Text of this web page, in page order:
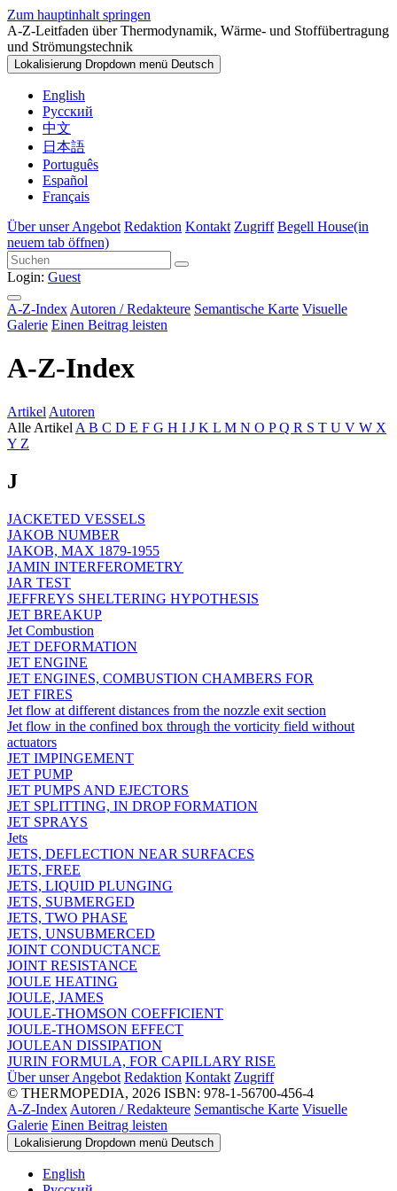
Zum hauptinhalt springen
A-Z-Leitfaden über Thermodynamik, Wärme- und Stoffübertragung
und Strömungstechnik
Lokalisierung Dropdown menü Deutsch
English
Русский
中文
日本語
Português
Español
Français
Über unser Angebot Redaktion Kontakt Zugriff Begell House(in
neuem tab öffnen)
Login: Guest
A-Z-Index Autoren / Redakteure Semantische Karte Visuelle
Galerie Einen Beitrag leisten
A-Z-Index
Artikel Autoren
Alle Artikel A B C D E F G H I J K L M N O PQ R S T U V W X
Y Z
J
JACKETED VESSELS
JAKOB NUMBER
JAKOB, MAX 1879-1955
JAMIN INTERFEROMETRY
JAR TEST
JEFFREYS SHELTERING HYPOTHESIS
JET BREAKUP
Jet Combustion
JET DEFORMATION
JET ENGINE
JET ENGINES, COMBUSTION CHAMBERS FOR
JET FIRES
Jet flow at different distances from the nozzle exit section
Jet flow in the confined box through the vorticity field without
actuators
JET IMPINGEMENT
JET PUMP
JET PUMPS AND EJECTORS
JET SPLITTING, IN DROP FORMATION
JET SPRAYS
Jets
JETS, DEFLECTION NEAR SURFACES
JETS, FREE
JETS, LIQUID PLUNGING
JETS, SUBMERGED
JETS, TWO PHASE
JETS, UNSUBMERCED
JOINT CONDUCTANCE
JOINT RESISTANCE
JOULE HEATING
JOULE, JAMES
JOULE-THOMSON COEFFICIENT
JOULE-THOMSON EFFECT
JOULEAN DISSIPATION
JURIN FORMULA, FOR CAPILLARY RISE
Über unser Angebot Redaktion Kontakt Zugriff
© THERMOPEDIA, 2026 ISBN: 978-1-56700-456-4
A-Z-Index Autoren / Redakteure Semantische Karte Visuelle
Galerie Einen Beitrag leisten
Lokalisierung Dropdown menü Deutsch
English